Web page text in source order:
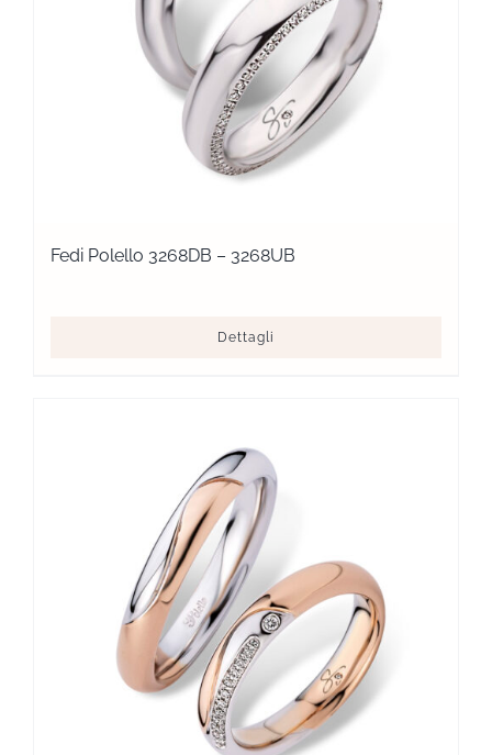
Fedi Polello 3268DB – 3268UB
Dettagli